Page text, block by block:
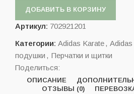
ДОБАВИТЬ В КОРЗИНУ
Артикул: 702921201
Категории: Adidas Karate,
подушки , Перчатки и щитки
Поделиться:
ОПИСАНИЕ
ОТЗЫВЫ (0)